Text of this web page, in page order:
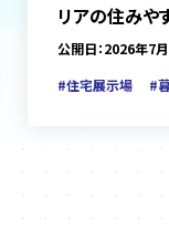
リアの住みや
をご紹介
公開日：2026年7
#住宅展示場
#